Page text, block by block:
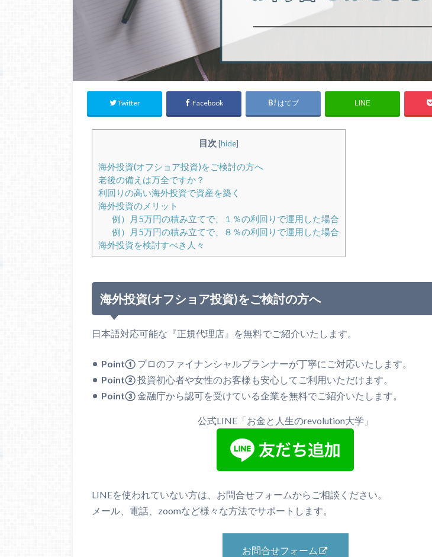
Twitter Facebook はてブ LINE
目次 [hide]
海外投資(オフショア投資)をご検討の方へ
老後の備えは万全ですか？
利回りの高い海外投資で資産を築く
海外投資のメリット
例）月5万円の積み立てで、１％の利回りで運用した場合
例）月5万円の積み立てで、８％の利回りで運用した場合
海外投資を検討すべき人々
海外投資(オフショア投資)をご検討の方へ
日本語対応可能な『正規代理店』を無料でご紹介いたします。
Point① プロのファイナンシャルプランナーが丁寧にご対応いたします。
Point②投資初心者や女性のお客様も安心してご利用いただけます。
Point③金融庁から認可を受けている企業を無料でご紹介いたします。
公式LINE「お金と人生のrevolution大学」
LINEを使われていない方は、お問合せフォームからご相談ください。
メール、電話、zoomなど様々な方法でサポートします。
お問合せフォーム